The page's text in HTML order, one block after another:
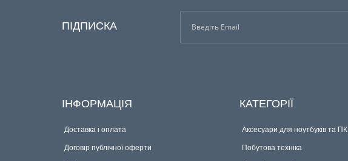
ПІДПИСКА
ІНФОРМАЦІЯ
Доставка і оплата
Договір публічної оферти
КАТЕГОРІЇ
Аксесуари для ноутбуків та ПК
Побутова техніка